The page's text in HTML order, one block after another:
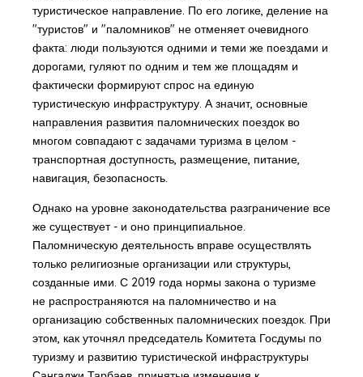
туристическое направление. По его логике, деление на
"туристов" и "паломников" не отменяет очевидного
факта: люди пользуются одними и теми же поездами и
дорогами, гуляют по одним и тем же площадям и
фактически формируют спрос на единую
туристическую инфраструктуру. А значит, основные
направления развития паломнических поездок во
многом совпадают с задачами туризма в целом -
транспортная доступность, размещение, питание,
навигация, безопасность.
Однако на уровне законодательства разграничение все
же существует - и оно принципиальное.
Паломническую деятельность вправе осуществлять
только религиозные организации или структуры,
созданные ими. С 2019 года нормы закона о туризме
не распространяются на паломничество и на
организацию собственных паломнических поездок. При
этом, как уточнял председатель Комитета Госдумы по
туризму и развитию туристической инфраструктуры